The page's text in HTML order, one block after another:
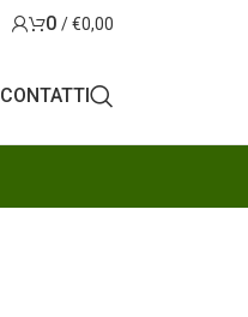
0 /€0,00
CONTATTI